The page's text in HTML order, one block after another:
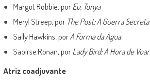
Margot Robbie, porEu, Tonya
Meryl Streep, por The Post: A Guerra Secreta
Sally Hawkins, porA Forma da Água
Saoirse Ronan, porLady Bird: A Hora de Voar
Atriz coadjuvante